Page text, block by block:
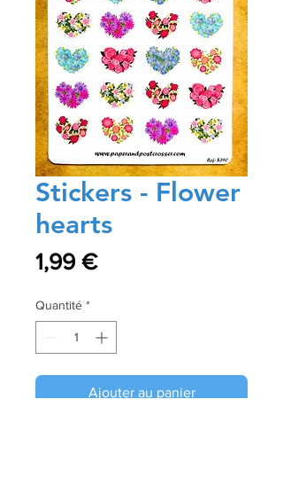
Stickers - Flower
hearts
1,99 €Prix
Quantité *
Ajouter au panier